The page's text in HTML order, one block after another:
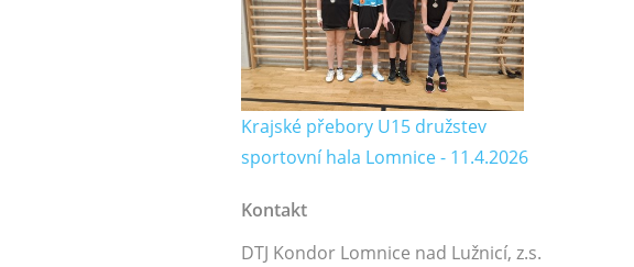
Krajské přebory U15 družstev
sportovní hala Lomnice - 11.4.2026
Kontakt
DTJ Kondor Lomnice nad Lužnicí, z.s.